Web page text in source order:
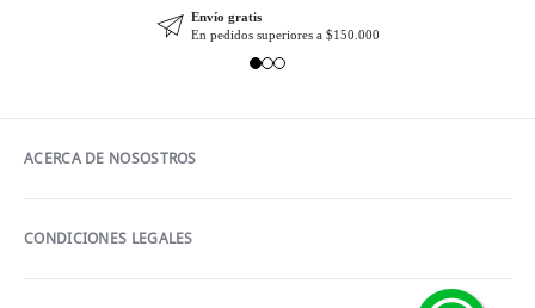
Envío gratis
En pedidos superiores a $150.000
ACERCA DE NOSOSTROS
CONDICIONES LEGALES